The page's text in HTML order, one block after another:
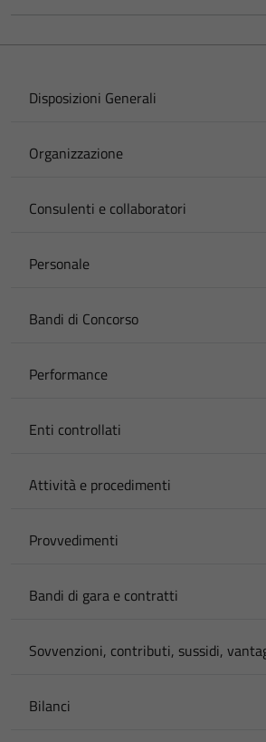
Disposizioni Generali
Organizzazione
Consulenti e collaboratori
Personale
Bandi di Concorso
Performance
Enti controllati
Attività e procedimenti
Provvedimenti
Bandi di gara e contratti
Sovvenzioni, contributi, sussidi,
Bilanci